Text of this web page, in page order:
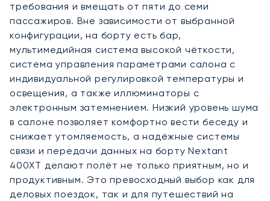
требования и вмещать от пяти до семи
пассажиров. Вне зависимости от выбранной
конфигурации, на борту есть бар,
мультимедийная система высокой чёткости,
система управления параметрами салона с
индивидуальной регулировкой температуры и
освещения, а также иллюминаторы с
электронным затемнением. Низкий уровень шума
в салоне позволяет комфортно вести беседу и
снижает утомляемость, а надёжные системы
связи и передачи данных на борту Nextant
400XT делают полёт не только приятным, но и
продуктивным. Это превосходный выбор как для
деловых поездок, так и для путешествий на